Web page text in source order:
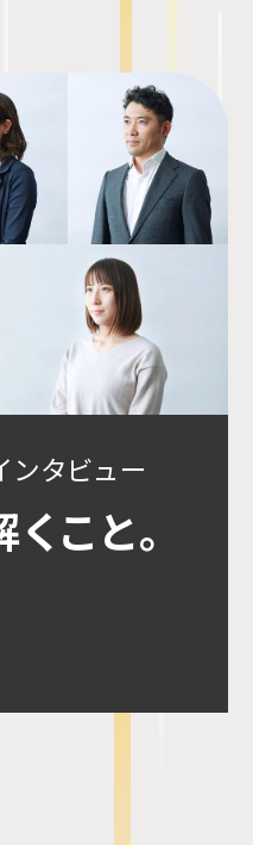
タビュー
こと。